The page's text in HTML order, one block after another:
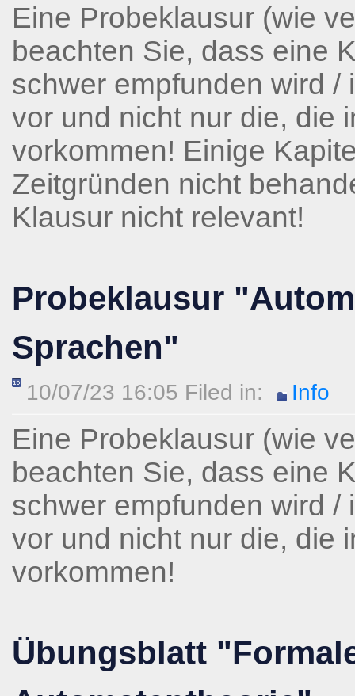
Eine Probeklausur (wie
beachten Sie, dass eine
schwer empfunden wird /
vor und nicht nur die, die
vorkommen! Einige
Zeitgründen nicht
Klausur nicht relevant!
Probeklausur
Sprachen"
10/07/23 16:05 Filed in: Info
Eine Probeklausur (wie
beachten Sie, dass eine
schwer empfunden wird /
vor und nicht nur die, die
vorkommen!
Übungsblatt